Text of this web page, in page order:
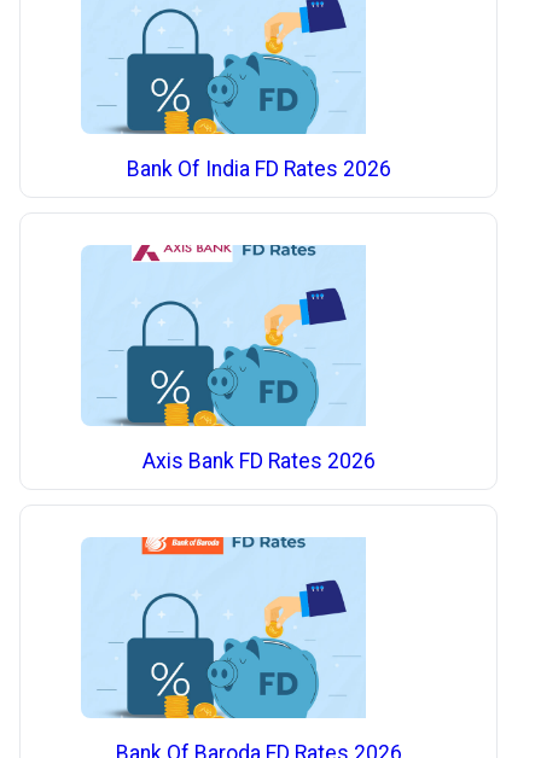
Bank Of India FD Rates 2026
Axis Bank FD Rates 2026
Bank Of Baroda FD Rates 2026